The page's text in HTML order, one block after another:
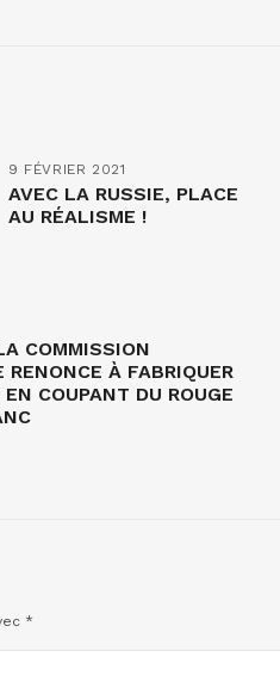
9 FÉVRIER 2021
AVEC LA RUSSIE, PLACE
AU RÉALISME !
COMMISSION
RENONCE À FABRIQUER
COUPANT DU ROUGE
*